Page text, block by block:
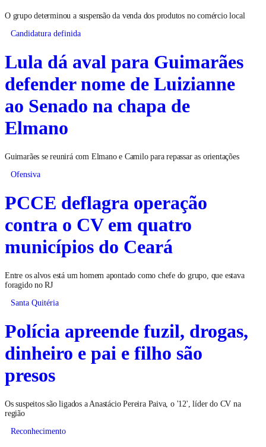
O grupo determinou a suspensão da venda dos produtos no comércio local
Candidatura definida
Lula dá aval para Guimarães
defender nome de Luizianne
ao Senado na chapa de
Elmano
Guimarães se reunirá com Elmano e Camilo para repassar as orientações
Ofensiva
PCCE deflagra operação
contra o CV em quatro
municípios do Ceará
Entre os alvos está um homem apontado como chefe do grupo, que estava
foragido no RJ
Santa Quitéria
Polícia apreende fuzil, drogas,
dinheiro e pai e filho são
presos
Os suspeitos são ligados a Anastácio Pereira Paiva, o '12', líder do CV na
região
Reconhecimento